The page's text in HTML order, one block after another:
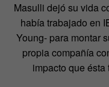
Masulli dejó su vida
había trabajado en
Young- para montar
propia compañía
impacto que